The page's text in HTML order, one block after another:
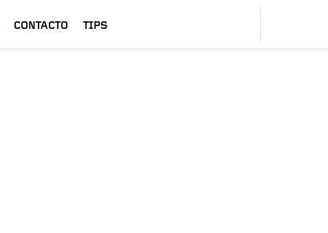
CONTACTO TIPS